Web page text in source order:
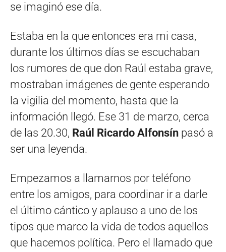
se imaginó ese día.
Estaba en la que entonces era mi casa,
durante los últimos días se escuchaban
los rumores de que don Raúl estaba grave,
mostraban imágenes de gente esperando
la vigilia del momento, hasta que la
información llegó. Ese 31 de marzo, cerca
de las 20.30, Raúl Ricardo Alfonsín pasó a
ser una leyenda.
Empezamos a llamarnos por teléfono
entre los amigos, para coordinar ir a darle
el último cántico y aplauso a uno de los
tipos que marco la vida de todos aquellos
que hacemos política. Pero el llamado que